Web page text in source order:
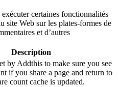
certaines fonctionnalités
site Web sur les plates-formes de
et d’autres
Description
by Addthis to make sure you see
if you share a page and return to
count cache is updated.